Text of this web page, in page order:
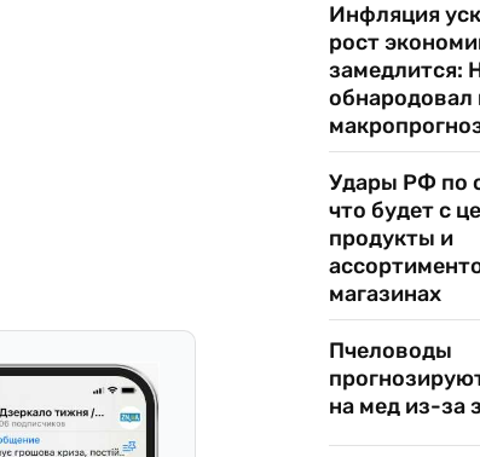
Инфляция
рост
замедлится:
Удары РФ по
что будет с
продукты и
магазинах
Пчеловоды
на мед из-за